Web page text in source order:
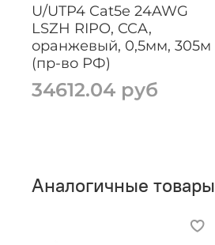
U/UTP4 Cat5e 24AWG
LSZH RIPO, CCA,
оранжевый, 0,5мм, 305м
(пр-во РФ)
34612.04 руб
Аналогичные товары